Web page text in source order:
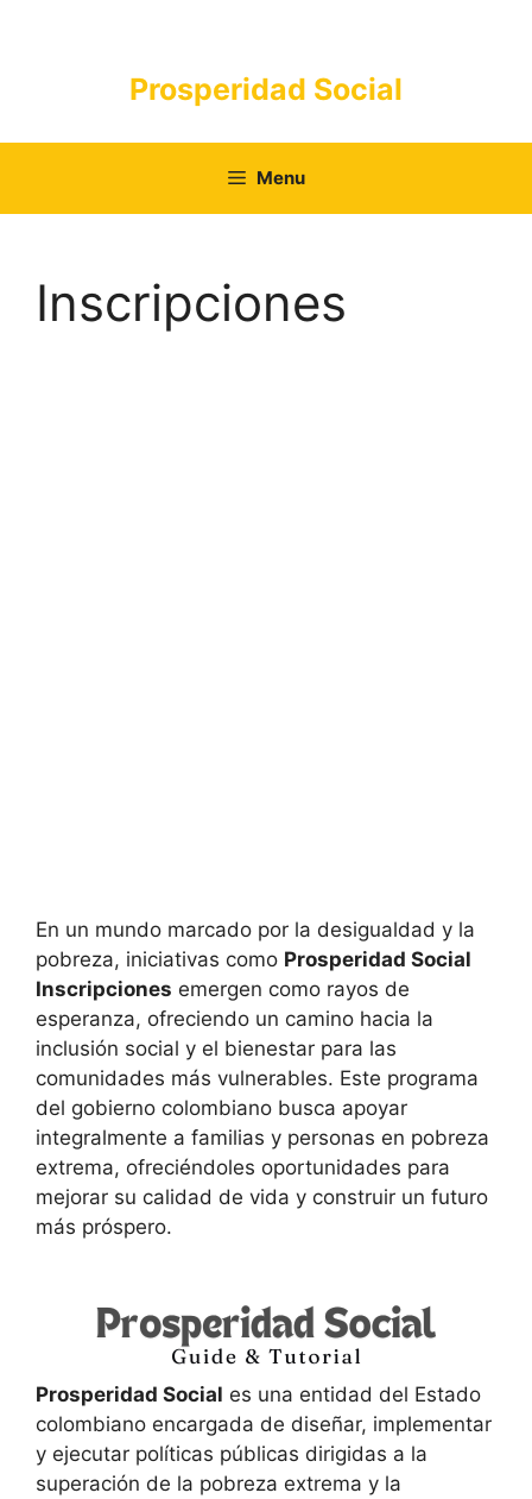
Prosperidad Social
Menu
Inscripciones
En un mundo marcado por la desigualdad y la
pobreza, iniciativas como Prosperidad Social
Inscripciones emergen como rayos de
esperanza, ofreciendo un camino hacia la
inclusión social y el bienestar para las
comunidades más vulnerables. Este programa
del gobierno colombiano busca apoyar
integralmente a familias y personas en pobreza
extrema, ofreciéndoles oportunidades para
mejorar su calidad de vida y construir un futuro
más próspero.
Prosperidad Social es una entidad del Estado
colombiano encargada de diseñar, implementar
y ejecutar políticas públicas dirigidas a la
superación de la pobreza extrema y la